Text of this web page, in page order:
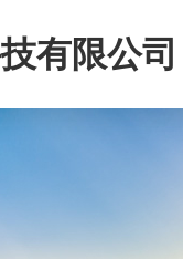
有限公司